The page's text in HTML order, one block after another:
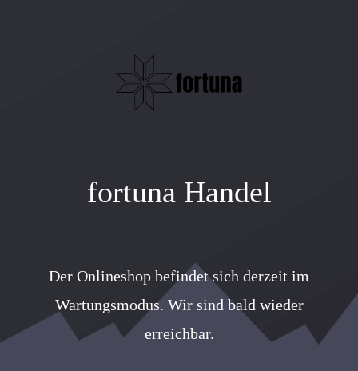
fortuna Handel
Der Onlineshop befindet sich derzeit im
Wartungsmodus. Wir sind bald wieder
erreichbar.